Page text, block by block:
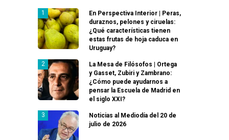
En Perspectiva Interior | Peras,
duraznos, pelones y ciruelas:
¿Qué características tienen
estas frutas de hoja caduca en
Uruguay?
La Mesa de Filósofos | Ortega
y Gasset, Zubiri y Zambrano:
¿Cómo puede ayudarnos a
pensar la Escuela de Madrid en
el siglo XXI?
Noticias al Mediodía del 20 de
julio de 2026